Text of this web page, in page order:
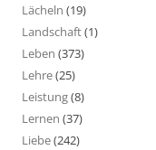
Lächeln (19)
Landschaft(1)
Leben (373)
Lehre(25)
Leistung(8)
Lernen (37)
Liebe(242)